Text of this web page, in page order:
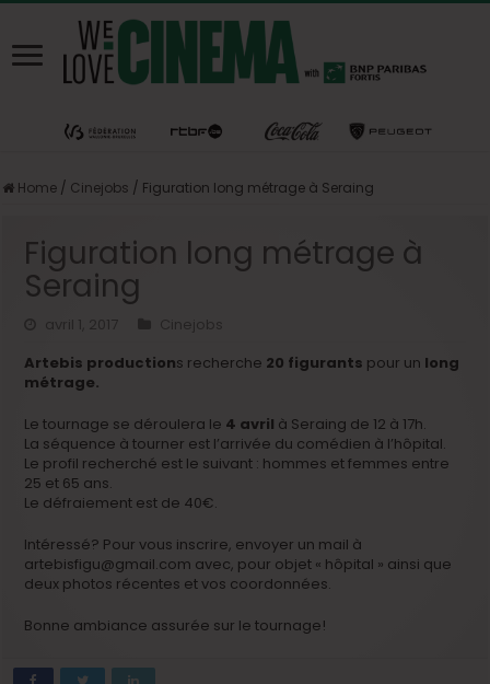
Home / Cinejobs / Figuration long métrage à Seraing
Figuration long métrage à
Seraing
avril 1, 2017
Cinejobs
Artebis productions recherche 20 figurants pour un long
métrage.
Le tournage se déroulera le 4 avril à Seraing de 12 à 17h.
La séquence à tourner est l’arrivée du comédien à l’hôpital.
Le profil recherché est le suivant : hommes et femmes entre
25 et 65 ans.
Le défraiement est de 40€.
Intéressé? Pour vous inscrire, envoyer un mail à
artebisfigu@gmail.com avec, pour objet « hôpital » ainsi que
deux photos récentes et vos coordonnées.
Bonne ambiance assurée sur le tournage!